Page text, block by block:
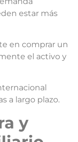
estar más
en comprar un
el activo y
a largo plazo.
y